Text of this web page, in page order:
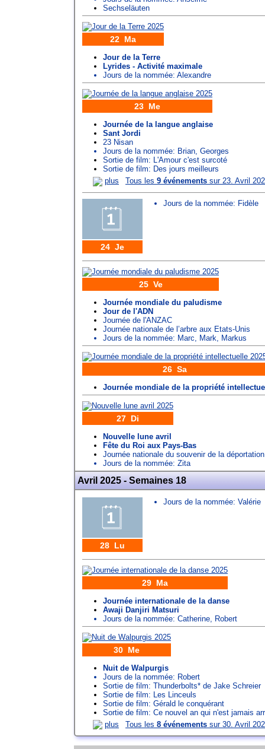
Sechseläuten
22 Ma
Jour de la Terre
Lyrides - Activité maximale
Jours de la nommée: Alexandre
23 Me
Journée de la langue anglaise
Sant Jordi
23 Nisan
Jours de la nommée: Brian, Georges
Sortie de film: L'Amour c'est surcoté
Sortie de film: Des jours meilleurs
plus
Tous les 9 événements sur 23. Avril
24 Je
Jours de la nommée: Fidèle
25 Ve
Journée mondiale du paludisme
Jour de l'ADN
Journée de l'ANZAC
Journée nationale de l’arbre aux Etats-Unis
Jours de la nommée: Marc Mark Markus
26 Sa
Journée mondiale de la propriété
27 Di
Nouvelle lune avril
Fête du Roi aux Pays-Bas
Journée nationale du souvenir de la déportation
Jours de la nommée: Zita
Avril 2025 - Semaines 18
28 Lu
Jours de la nommée: Valérie
29 Ma
Journée internationale de la danse
Awaji Danjiri Matsuri
Jours de la nommée: Catherine Robert
30 Me
Nuit de Walpurgis
Jours de la nommée: Robert
Sortie de film: Thunderbolts* de Jake Schreier
Sortie de film: Les Linceuls
Sortie de film: Gérald le conquérant
Sortie de film: Ce nouvel an qui n'est jamais
plus
Tous les 8 événements sur 30. Avril